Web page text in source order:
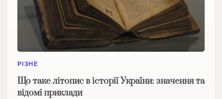
РІЗНЕ
Що таке літопис в історії України: значення та
відомі приклади